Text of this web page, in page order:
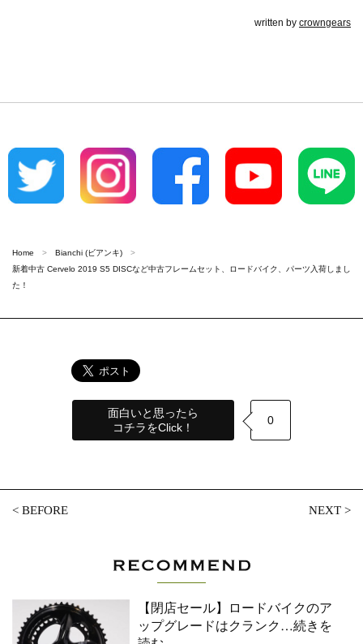
written by crowngears
Home
Bianchi (ビアンキ)
新着中古 Cervelo 2019 S5 DISCなど中古フレームセット、ロードバイク、パーツ入荷しまし
た！
面白いと思ったら
コチラをClick！
0
<BEFORE NEXT>
【閉店セール】ロードバイクのア
ップグレードはクランク …続きを